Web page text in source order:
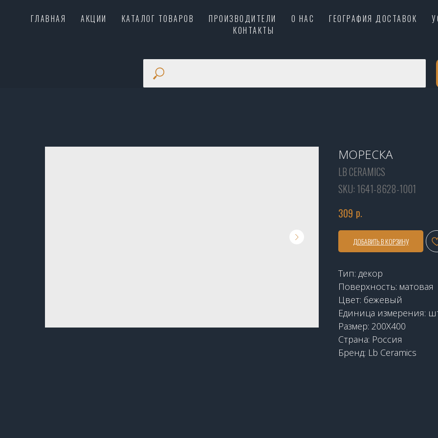
ГЛАВНАЯ АКЦИИ КАТАЛОГ ТОВАРОВ ПРОИЗВОДИТЕЛИ О НАС ГЕОГРАФИЯ ДОСТАВОК
КОНТАКТЫ
МОРЕСКА
LB CERAMICS
SKU: 1641-8628-1001
309 р.
ДОБАВИТЬ В КОРЗИНУ
Тип: декор
Поверхность: матовая
Цвет: бежевый
Единица измерения:
Размер: 200Х400
Страна: Россия
Бренд: Lb Ceramics